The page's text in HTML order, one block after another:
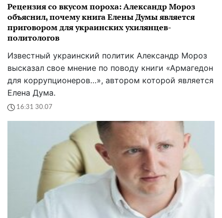
Рецензия со вкусом пороха: Александр Мороз
объяснил, почему книга Елены Думы является
приговором для украинских ухилянцев-
политологов
Известный украинский политик Александр Мороз
высказал свое мнение по поводу книги «Армагедон
для коррупционеров…», автором которой является
Елена Дума.
16:31 30.07